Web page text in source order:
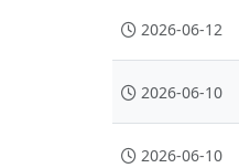
2026-06-12
2026-06-10
2026-06-10